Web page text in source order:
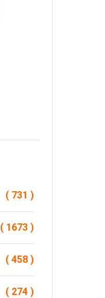
( 731 )
( 1673 )
( 458 )
( 274 )